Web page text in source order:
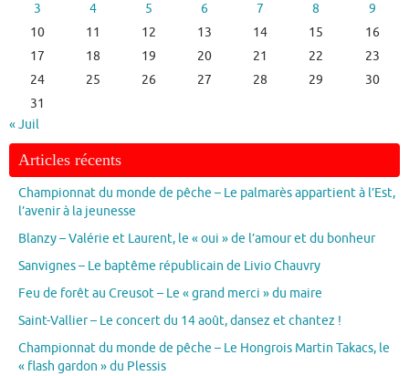
3
4 5 6 7 8
9
10
11 12 13 14 15
16
17
18 19 20 21 22
23
24
25 26 27 28 29
30
31
« Juil
Articles récents
Championnat du monde de pêche – Le palmarès appartient à l’Est,
l’avenir à la jeunesse
Blanzy – Valérie et Laurent, le « oui » de l’amour et du bonheur
Sanvignes – Le baptême républicain de Livio Chauvry
Feu de forêt au Creusot – Le « grand merci » du maire
Saint-Vallier – Le concert du 14 août, dansez et chantez !
Championnat du monde de pêche – Le Hongrois Martin Takacs, le
« flash gardon » du Plessis